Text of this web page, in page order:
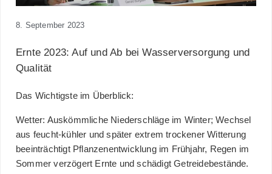
8. September 2023
Ernte 2023: Auf und Ab bei Wasserversorgung und
Qualität
Das Wichtigste im Überblick:
Wetter: Auskömmliche Niederschläge im Winter; Wechsel
aus feucht-kühler und später extrem trockener Witterung
beeinträchtigt Pflanzenentwicklung im Frühjahr, Regen im
Sommer verzögert Ernte und schädigt Getreidebestände.